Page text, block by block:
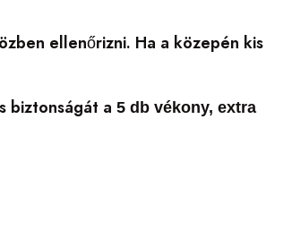
ellenőrizni. Ha a közepén kis
biztonságát a5 db vékony, extra